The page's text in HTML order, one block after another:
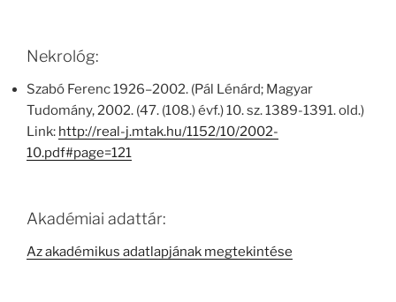
Nekrológ:
Szabó Ferenc 1926–2002. (Pál Lénárd; Magyar
Tudomány, 2002. (47. (108.) évf.) 10. sz. 1389-1391. old.)
Link: http://real-j.mtak.hu/1152/10/2002-
10.pdf#page=121
Akadémiai adattár:
Az akadémikus adatlapjának megtekintése